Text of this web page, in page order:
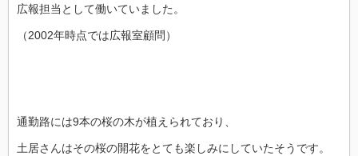
広報担当として働いていました。
（2002年時点では広報室顧問）
通勤路には9本の桜の木が植えられており、
土居さんはその桜の開花をとても楽しみにしていたそうです。